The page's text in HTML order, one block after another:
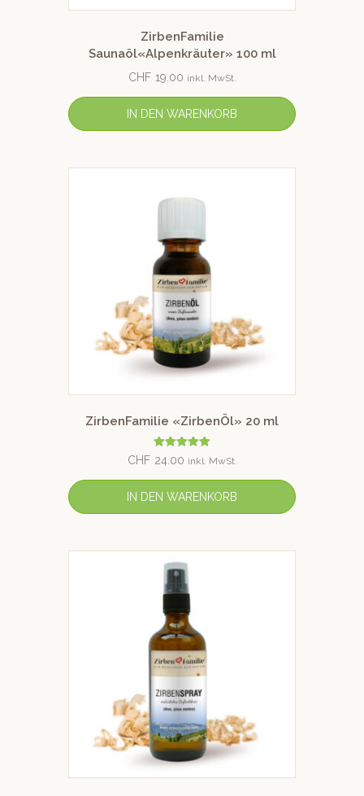
ZirbenFamilie
Saunaöl«Alpenkräuter» 100 ml
CHF 19.00 inkl. MwSt.
IN DEN WARENKORB
ZirbenFamilie «ZirbenÖl» 20 ml
Bewertet mit
5.00
CHF 24.00 inkl. MwSt.
IN DEN WARENKORB